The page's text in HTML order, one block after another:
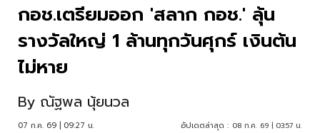
กอช.เตรียมออก 'สลาก กอช.' ลุ้น
รางวัลใหญ่ 1 ล้านทุกวันศุกร์ เงินต้น
ไม่หาย
By ณัฐพล นุ้ยนวล
07 ก.ค. 69 | 09:27 น. อัปเดตล่าสุด : 08 ก.ค. 69 | 03:57 น.